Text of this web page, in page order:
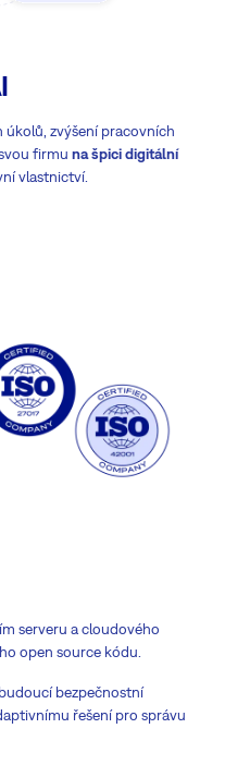
úkolů, zvýšení pracovních
firmu na špici digitální
vlastnictví.
serveru a cloudového
open source kódu.
bezpečnostní
řešení pro správu